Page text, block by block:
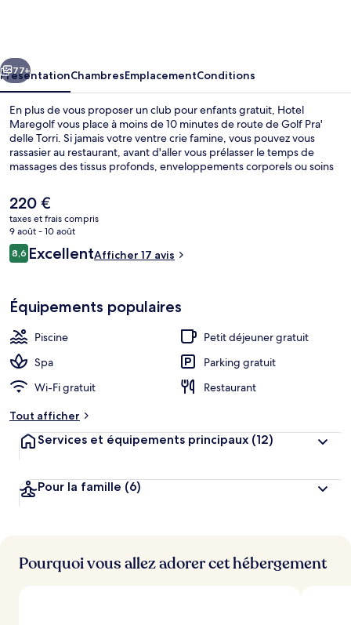
Suivant
77+
PrésentationChambresEmplacementConditions
En plus de vous proposer un club pour enfants gratuit, Hotel
Maregolf vous place à moins de 10 minutes de route de Golf Pra'
delle Torri. Si jamais votre ventre crie famine, vous pouvez vous
rassasier au restaurant, avant d'aller vous prélasser le temps de
massages des tissus profonds, enveloppements corporels ou soins
en bord de piscine, une salle de fitness et une piscine extérieure en
saison.
Le
prix
actuel
est
de
220 €
taxes et frais compris
9 août - 10 août
Avis
voyageurs
8,68,6 sur 10
ExcellentAfficher 17 avis
Équipements populaires
Piscine
Petit déjeuner gratuit
Spa
Parking gratuit
Wi-Fi gratuit
Restaurant
Tout afficher
Services et équipements principaux (12)
Pour la famille (6)
Pourquoi vous allez adorer cet hébergement